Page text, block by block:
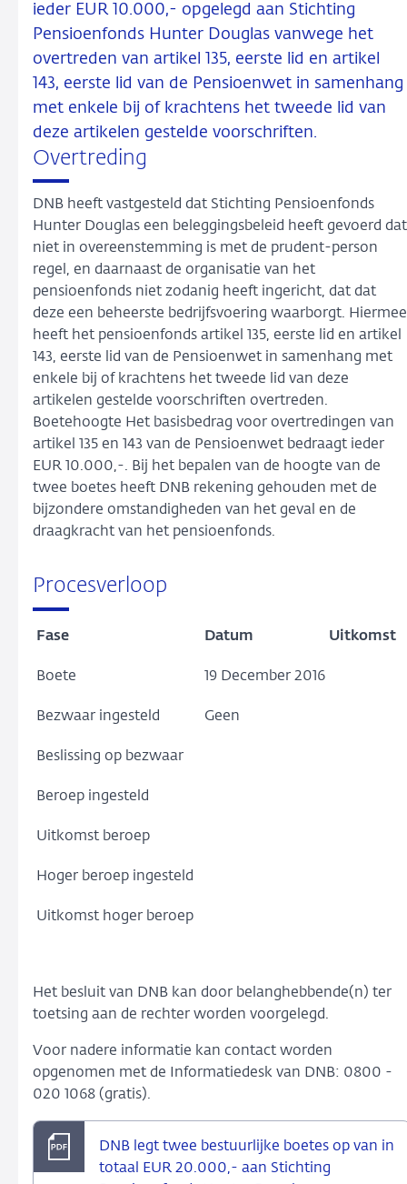
ieder EUR 10.000,- opgelegd aan Stichting
Pensioenfonds Hunter Douglas vanwege het
overtreden van artikel 135, eerste lid en artikel
143, eerste lid van de Pensioenwet in samenhang
met enkele bij of krachtens het tweede lid van
deze artikelen gestelde voorschriften.
Overtreding
DNB heeft vastgesteld dat Stichting Pensioenfonds
Hunter Douglas een beleggingsbeleid heeft gevoerd dat
niet in overeenstemming is met de prudent-person
regel, en daarnaast de organisatie van het
pensioenfonds niet zodanig heeft ingericht, dat dat
deze een beheerste bedrijfsvoering waarborgt. Hiermee
heeft het pensioenfonds artikel 135, eerste lid en artikel
143, eerste lid van de Pensioenwet in samenhang met
enkele bij of krachtens het tweede lid van deze
artikelen gestelde voorschriften overtreden.
Boetehoogte Het basisbedrag voor overtredingen van
artikel 135 en 143 van de Pensioenwet bedraagt ieder
EUR 10.000,-. Bij het bepalen van de hoogte van de
twee boetes heeft DNB rekening gehouden met de
bijzondere omstandigheden van het geval en de
draagkracht van het pensioenfonds.
Procesverloop
Fase Datum Uitkomst
Boete 19 December 2016
Bezwaar ingesteld Geen
Beslissing op bezwaar
Beroep ingesteld
Uitkomst beroep
Hoger beroep ingesteld
Uitkomst hoger beroep
Het besluit van DNB kan door belanghebbende(n) ter
toetsing aan de rechter worden voorgelegd.
Voor nadere informatie kan contact worden
opgenomen met de Informatiedesk van DNB: 0800 -
020 1068 (gratis).
DNB legt twee bestuurlijke boetes op van in
totaal EUR 20.000,- aan Stichting